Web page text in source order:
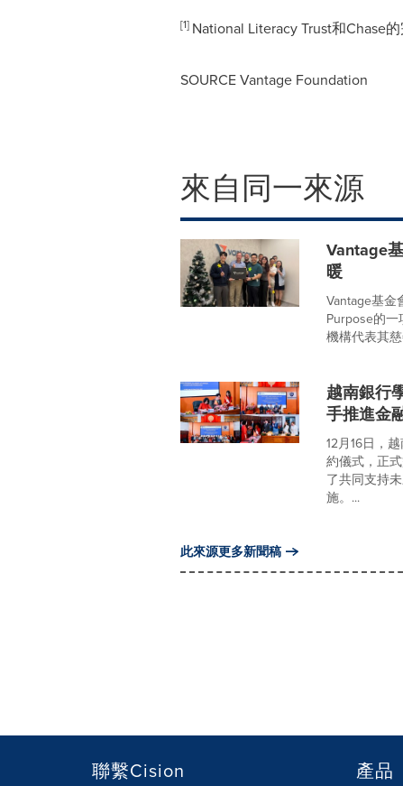
[1] National Literacy Trust和Chase
SOURCE Vantage Foundation
來自同一來源
Vantage
暖
Vantage基金
Purpose的
機構代表其
越南銀行
手推進金
12月16日，
約儀式，正
了共同支持
施。...
此來源更多新聞稿
聯繫Cision 產品